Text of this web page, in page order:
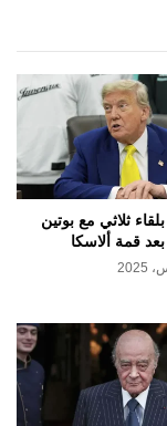
ثلاثي مع بوتين
قمة ألاسكا